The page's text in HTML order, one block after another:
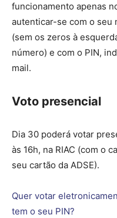
funcionamento apenas
autenticar-se com o seu
(sem os zeros à
número) e com o PIN,
mail.
Voto presencial
Dia 30 poderá votar
às 16h, na RIAC (com o
seu cartão da ADSE).
Quer votar
tem o seu PIN?